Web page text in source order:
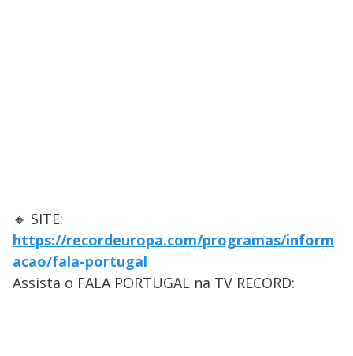
🔸 SITE:
https://recordeuropa.com/programas/inform
acao/fala-portugal
Assista o FALA PORTUGAL na TV RECORD: